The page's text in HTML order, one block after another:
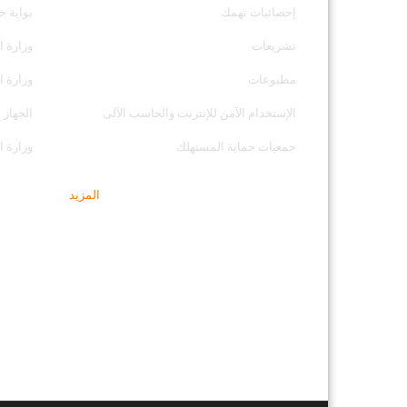
إحصائيات تهمك
تشريعات
مطبوعات
الإستخدام الآمن للإنترنت والحاسب الآلى
جمعيات حماية المستهلك
المزيد
بوابة
وزارة
وزارة
وزارة